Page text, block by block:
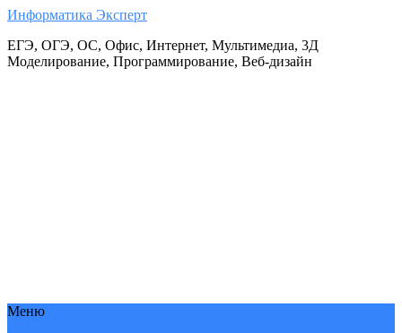
Информатика Эксперт
ЕГЭ, ОГЭ, ОС, Офис, Интернет, Мультимедиа, 3Д
Моделирование, Программирование, Веб-дизайн
Меню